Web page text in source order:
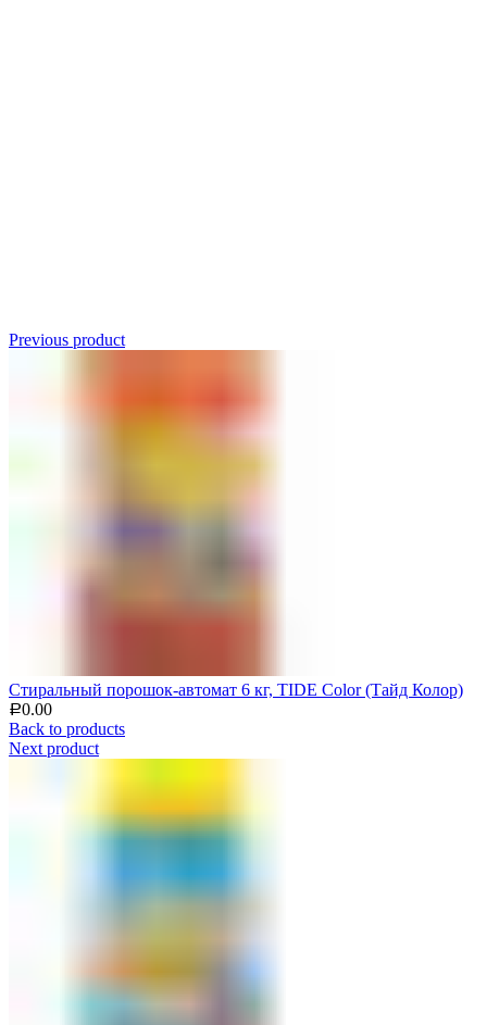
Previous product
Стиральный порошок-автомат 6 кг, TIDE Color (Тайд Колор)
Р0.00
Back to products
Next product